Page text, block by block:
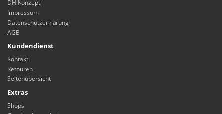
DH Konzept
Impressum
Datenschutzerklärung
AGB
Kundendienst
Kontakt
Retouren
Seitenübersicht
Extras
Shops